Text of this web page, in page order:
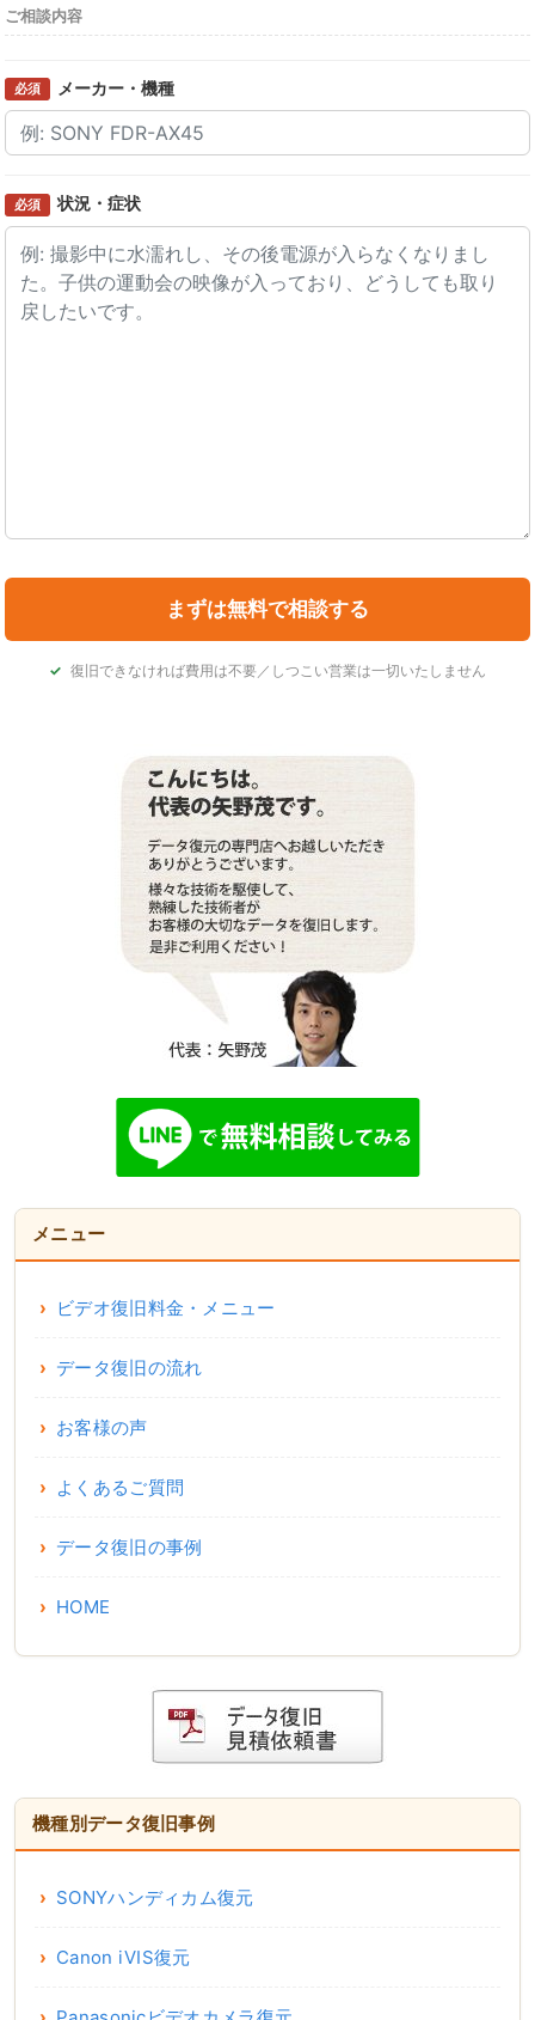
ご相談内容
必須 メーカー・機種
必須 状況・症状
復旧できなければ費用は不要／しつこい営業は一切いたしません
メニュー
ビデオ復旧料金・メニュー
データ復旧の流れ
お客様の声
よくあるご質問
データ復旧の事例
HOME
機種別データ復旧事例
SONYハンディカム復元
Canon iVIS復元